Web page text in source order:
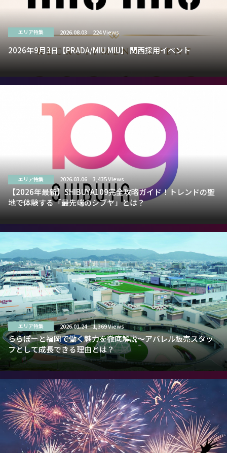
エリア特集 2026.08.03 224 Views
2026年9月3日【PRADA/MIU MIU】 関西採用イベント
エリア特集 2026.03.06 3,435 Views
【2026年最新】SHIBUYA109完全攻略ガイド！トレンドの聖
地で体験する「最先端のシブヤ」とは？
エリア特集 2026.01.24 1,369 Views
ららぽーと福岡で働く魅力を徹底解説～アパレル販売スタッ
フとして成長できる理由とは？